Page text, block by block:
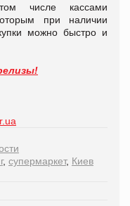
числе кассами
при наличии
можно быстро и
, супермаркет, Киев